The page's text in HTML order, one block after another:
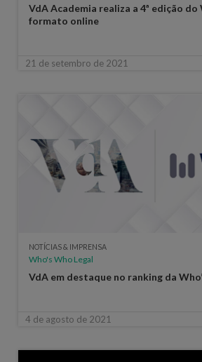
VdA Academia realiza a 4ª edição do
formato online
21 de setembro de 2021
NOTÍCIAS & IMPRENSA
Who's Who Legal
VdA em destaque no ranking da
4 de agosto de 2021